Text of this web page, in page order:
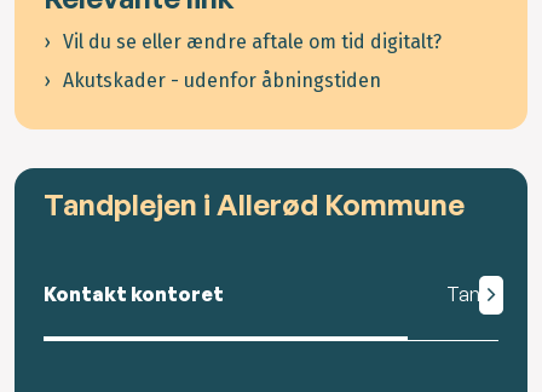
Vil du se eller ændre aftale om tid digitalt?
Akutskader - udenfor åbningstiden
Tandplejen i Allerød Kommune
Kontakt kontoret